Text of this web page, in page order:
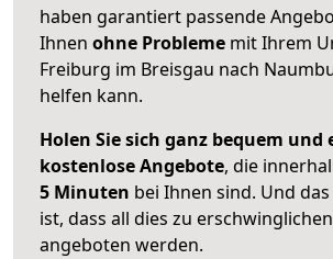
haben garantiert passende
Ihnen ohne Probleme mit Ihrem
Freiburg im Breisgau nach
helfen kann.
Holen Sie sich ganz bequem und
kostenlose Angebote, die
5 Minuten bei Ihnen sind. Und
ist, dass all dies zu
angeboten werden.